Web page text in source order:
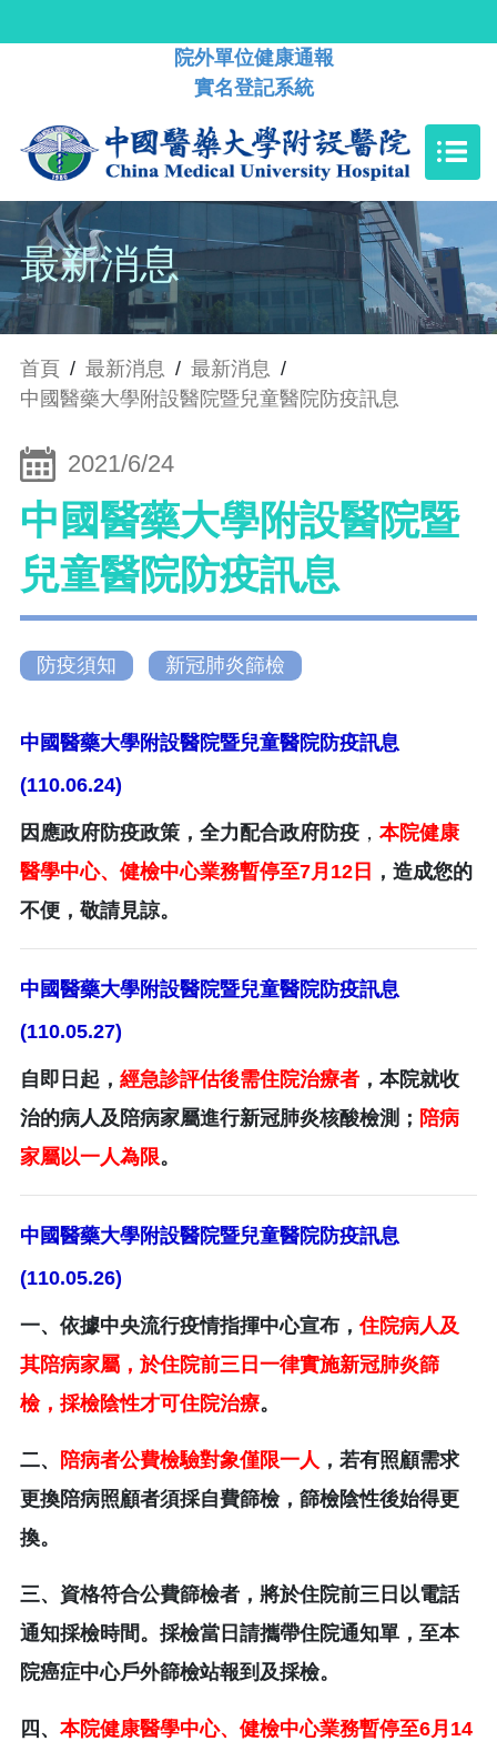
院外單位健康通報
實名登記系統
最新消息
首頁 / 最新消息 / 最新消息 /
中國醫藥大學附設醫院暨兒童醫院防疫訊息
2021/6/24
中國醫藥大學附設醫院暨
兒童醫院防疫訊息
防疫須知 新冠肺炎篩檢
中國醫藥大學附設醫院暨兒童醫院防疫訊息
(110.06.24)
因應政府防疫政策，全力配合政府防疫 ， 本院健康
醫學中心、健檢中心業務暫停至7月12日 ，造成您的
不便，敬請見諒。
中國醫藥大學附設醫院暨兒童醫院防疫訊息
(110.05.27)
自即日起， 經急診評估後需住院治療者 ，本院就收
治的病人及陪病家屬進行新冠肺炎核酸檢測； 陪病
家屬以一人為限。
中國醫藥大學附設醫院暨兒童醫院防疫訊息
(110.05.26)
一、依據中央流行疫情指揮中心宣布，住院病人及
其陪病家屬，於住院前三日一律實施新冠肺炎篩
檢，採檢陰性才可住院治療。
二、 陪病者公費檢驗對象僅限一人 ，若有照顧需求
更換陪病照顧者須採自費篩檢，篩檢陰性後始得更
換。
三、資格符合公費篩檢者，將於住院前三日以電話
通知採檢時間。採檢當日請攜帶住院通知單，至本
院癌症中心戶外篩檢站報到及採檢。
四、 本院健康醫學中心、健檢中心業務暫停至6月14